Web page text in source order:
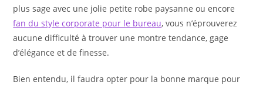
plus sage avec une jolie petite robe paysanne ou encore
fan du style corporate pour le bureau, vous n’éprouverez
aucune difficulté à trouver une montre tendance, gage
d’élégance et de finesse.
Bien entendu, il faudra opter pour la bonne marque pour